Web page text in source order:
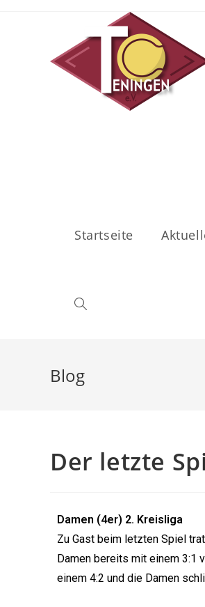
Startseite
Blog
Der letzte
Damen (4er) 2. Kreisliga
Zu Gast beim letzten Spiel
Damen bereits mit einem 3:1
einem 4:2 und die Damen